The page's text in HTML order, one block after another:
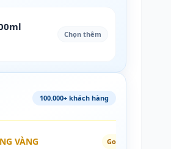
Chọn thêm
100.000+ khách hàng
VÀNG Gold